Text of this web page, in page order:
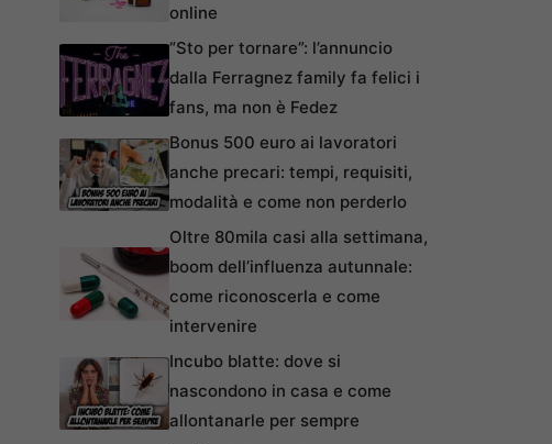
online
“Sto per tornare”: l’annuncio
dalla Ferragnez family fa felici i
fans, ma non è Fedez
Bonus 500 euro ai lavoratori
anche precari: tempi, requisiti,
modalità e come non perderlo
Oltre 80mila casi alla settimana,
boom dell’influenza autunnale:
come riconoscerla e come
intervenire
Incubo blatte: dove si
nascondono in casa e come
allontanarle per sempre